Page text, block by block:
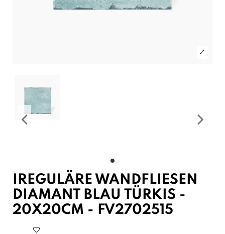
IREGULÄRE WANDFLIESEN
DIAMANT BLAU TÜRKIS -
20X20CM - FV2702515